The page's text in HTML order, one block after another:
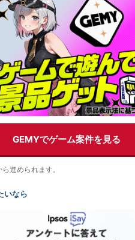
GEMYでゲーム案件を見る
進められます。
いなら